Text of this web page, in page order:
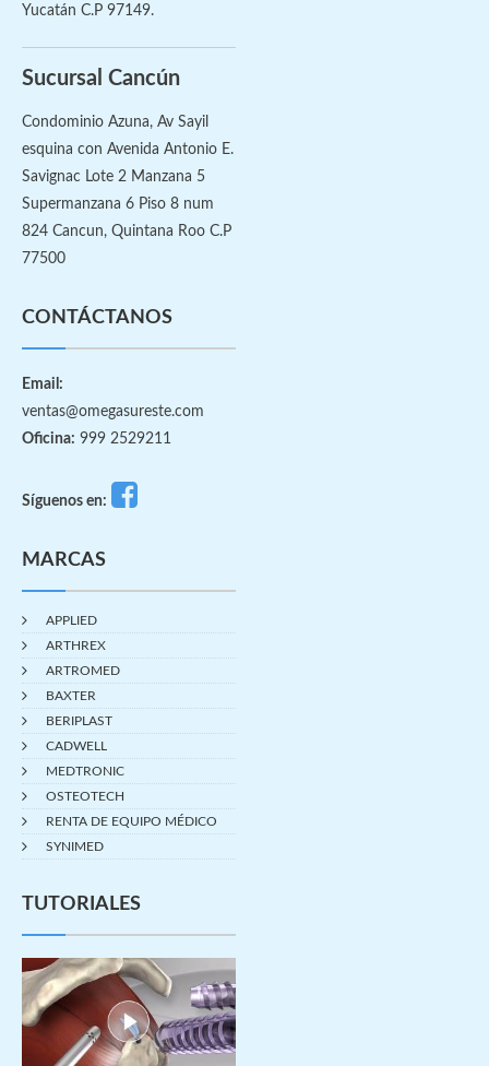
Yucatán C.P 97149.
Sucursal Cancún
Condominio Azuna, Av Sayil
esquina con Avenida Antonio E.
Savignac Lote 2 Manzana 5
Supermanzana 6 Piso 8 num
824 Cancun, Quintana Roo C.P
77500
CONTÁCTANOS
Email:
ventas@omegasureste.com
Oficina: 999 2529211
Síguenos en:
MARCAS
APPLIED
ARTHREX
ARTROMED
BAXTER
BERIPLAST
CADWELL
MEDTRONIC
OSTEOTECH
RENTA DE EQUIPO MÉDICO
SYNIMED
TUTORIALES